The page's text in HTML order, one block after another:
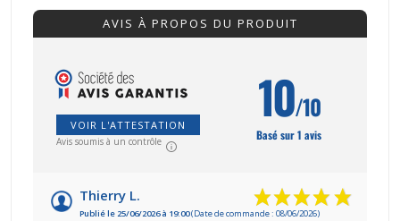
AVIS À PROPOS DU PRODUIT
VOIR L'ATTESTATION
Avis soumis à un contrôle
10/10
Basé sur 1 avis
Thierry L.
Publié le 25/06/2026 à 19:00(Date de commande : 08/06/2026)